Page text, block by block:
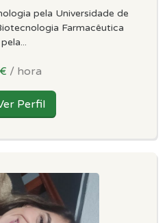
pela Universidade de
Farmacêutica
pela...
/ hora
Perfil